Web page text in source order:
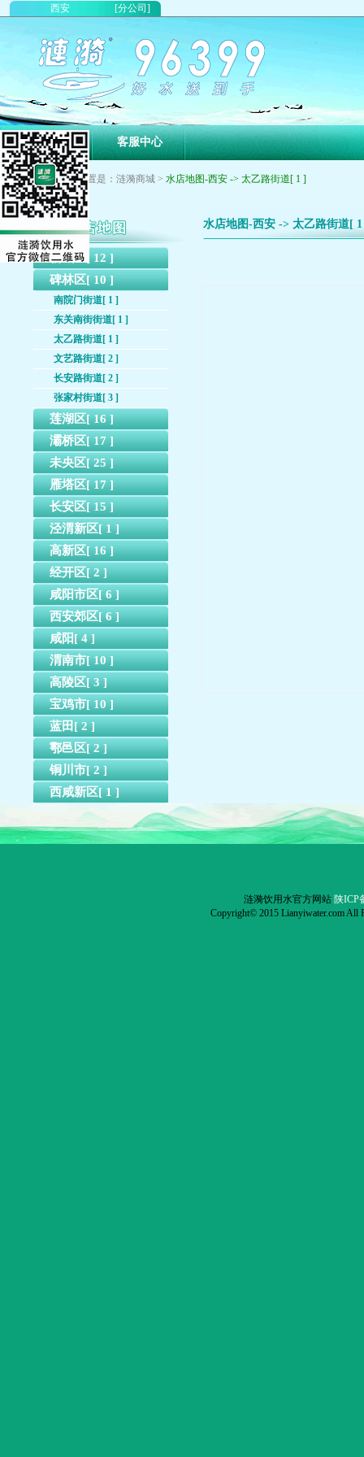
[分公司]
西安
首页 客服中心
您现在的位置是：涟漪商城 > 水店地图-西安 -> 太乙路街道[ 1 ]
新城区[ 12 ]
碑林区[ 10 ]
南院门街道[ 1 ]
东关南街街道[ 1 ]
太乙路街道[ 1 ]
文艺路街道[ 2 ]
长安路街道[ 2 ]
张家村街道[ 3 ]
莲湖区[ 16 ]
灞桥区[ 17 ]
未央区[ 25 ]
雁塔区[ 17 ]
长安区[ 15 ]
泾渭新区[ 1 ]
高新区[ 16 ]
经开区[ 2 ]
咸阳市区[ 6 ]
西安郊区[ 6 ]
咸阳[ 4 ]
渭南市[ 10 ]
高陵区[ 3 ]
宝鸡市[ 10 ]
蓝田[ 2 ]
鄠邑区[ 2 ]
铜川市[ 2 ]
西咸新区[ 1 ]
水店地图-西安 -> 太乙路街道[
涟漪饮用水官方网站 陕ICP
Copyright© 2015 Lianyiwater.com